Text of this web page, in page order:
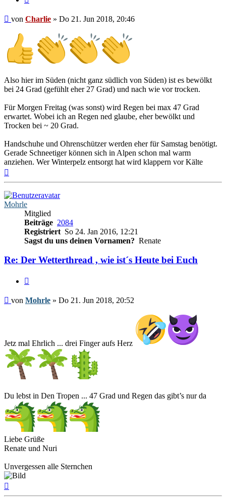
Beitrag
von Charlie » Do 21. Jun 2018, 20:46
Also hier im Süden (nicht ganz südlich von Süden) ist es bewölkt
bei 24 Grad (gefühlt eher 27 Grad) und nach wie vor trocken.
Für Morgen Freitag (was sonst) wird Regen bei max 47 Grad
erwartet. Wobei ich an Regen ned glaube, eher bewölkt und
Trocken bei ~ 20 Grad.
Handschuhe und Ohrenschützer werden eher für Samstag benötigt.
Gerade Schneetiger können sich in Alpen schon mal warm
anziehen. Wer Winterpelz entsorgt hat wird klappern vor Kälte
Mohrle
Mitglied
Beiträge 2084
Registriert So 24. Jan 2016, 12:21
Sagst du uns deinen Vornamen? Renate
Re: Der Wetterthread , wie ist´s Heute bei Euch
Beitrag
von Mohrle » Do 21. Jun 2018, 20:52
Jetz mal Ehrlich ... drei Finger aufs Herz
Du lebst in Den Tropen ... 47 Grad und Regen das gibt’s nur da
Liebe Grüße
Renate und Nuri
Unvergessen alle Sternchen